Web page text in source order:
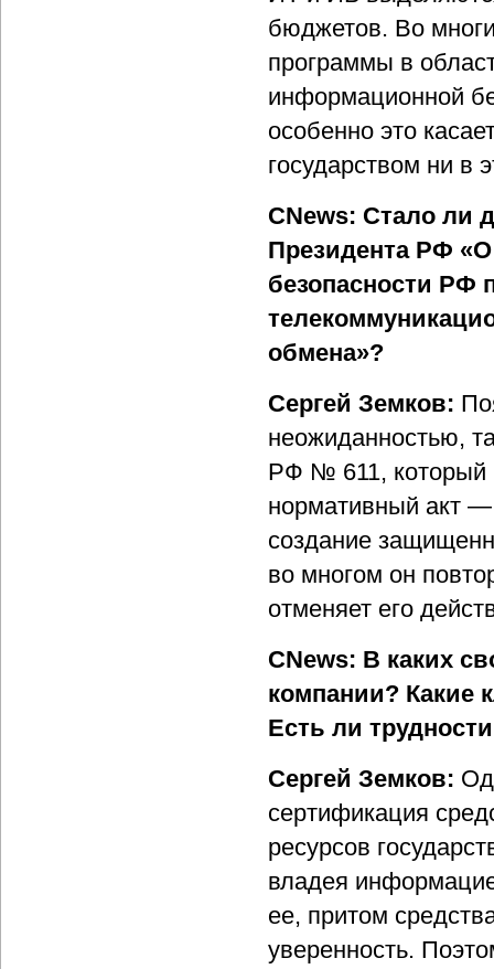
бюджетов. Во
программы в
информационной
особенно это
государством ни в
CNews: Стало ли
Президента РФ
безопасности РФ
обмена»?
Сергей Земков:
неожиданностью,
РФ № 611, который
нормативный акт
создание
во многом он
отменяет его
CNews: В каких
компании? Какие
Есть ли
Сергей Земков:
сертификация
ресурсов
владея
ее, притом
уверенность.